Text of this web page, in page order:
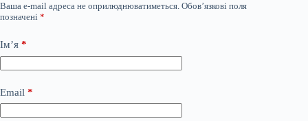
Ваша e-mail адреса не оприлюднюватиметься. Обов’язкові поля
позначені *
Ім’я *
Email *